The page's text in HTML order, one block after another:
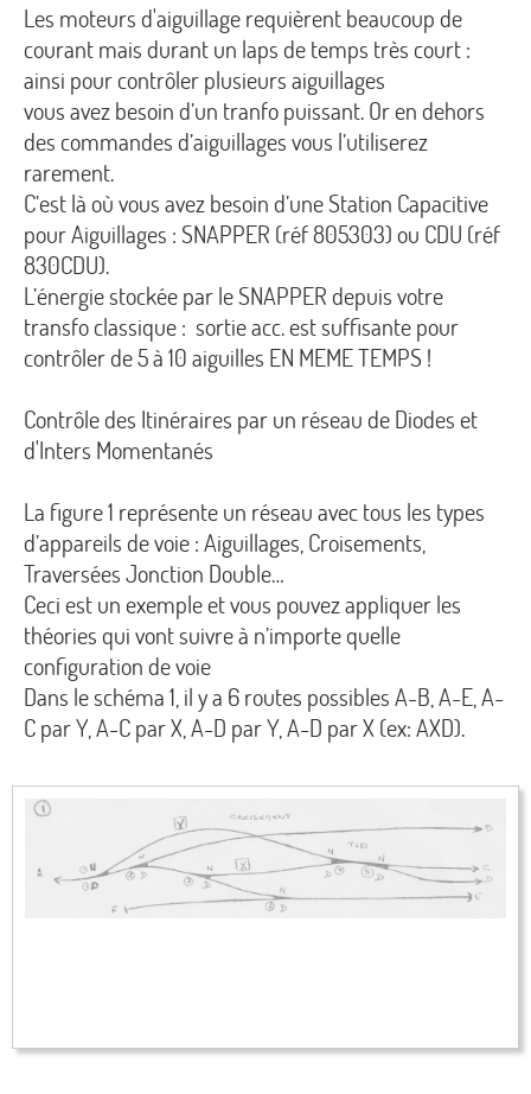
Les moteurs d'aiguillage requièrent beaucoup de
courant mais durant un laps de temps très court :
ainsi pour contrôler plusieurs aiguillages
vous avez besoin d’un tranfo puissant. Or en dehors
des commandes d’aiguillages vous l’utiliserez
rarement.
C’est là où vous avez besoin d’une Station Capacitive
pour Aiguillages : SNAPPER (réf 805303) ou CDU (réf
830CDU).
L’énergie stockée par le SNAPPER depuis votre
transfo classique : sortie acc. est suffisante pour
contrôler de 5 à 10 aiguilles EN MEME TEMPS !
Contrôle des Itinéraires par un réseau de Diodes et
d'Inters Momentanés
La figure 1 représente un réseau avec tous les types
d’appareils de voie : Aiguillages, Croisements,
Traversées Jonction Double…
Ceci est un exemple et vous pouvez appliquer les
théories qui vont suivre à n’importe quelle
configuration de voie
Dans le schéma 1, il y a 6 routes possibles A-B, A-E, A-
C par Y, A-C par X, A-D par Y, A-D par X (ex: AXD).